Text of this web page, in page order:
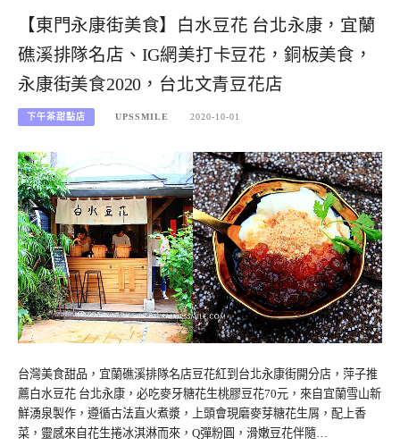
【東門永康街美食】白水豆花 台北永康，宜蘭
礁溪排隊名店、IG網美打卡豆花，銅板美食，
永康街美食2020，台北文青豆花店
下午茶甜點店 UPSSMILE 2020-10-01
台灣美食甜品，宜蘭礁溪排隊名店豆花紅到台北永康街開分店，萍子推
薦白水豆花 台北永康，必吃麥牙糖花生桃膠豆花70元，來自宜蘭雪山新
鮮湧泉製作，遵循古法直火煮漿，上頭會現磨麥芽糖花生屑，配上香
菜，靈感來自花生捲冰淇淋而來，Q彈粉圓，滑嫩豆花伴隨…